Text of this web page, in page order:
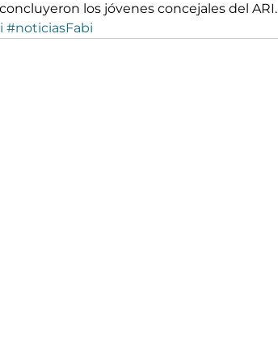
los jóvenes concejales del ARI.
#noticiasFabi